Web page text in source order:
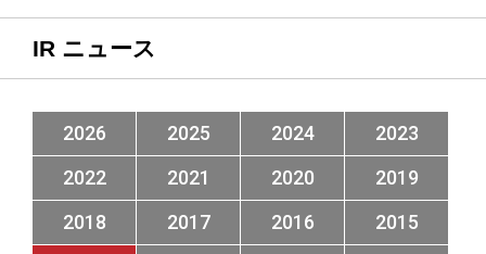
IR ニュース
2026 2025 2024
2023
2022
2021 2020
2019
2018
2017 2016
2015